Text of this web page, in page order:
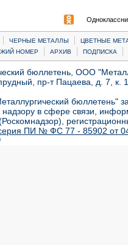
| ЧЕРНЫЕ МЕТАЛЛЫ |
ЦВЕТНЫЕ
НОМЕР | АРХИВ | ПОДПИСКА |
бюллетень, ООО
пр-т Пацаева, д. 7,
бюллетень"
в сфере связи,
ПИ № ФС 77 - 85902 от 04